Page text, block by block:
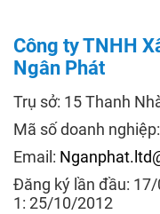
Công ty TNHH
Ngân Phát
Trụ sở: 15 Thanh
Mã số doanh
Email:
Đăng ký lần đầu:
1: 25/10/2012